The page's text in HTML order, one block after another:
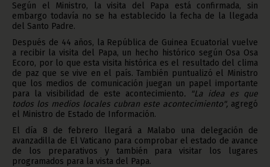
Según el Ministro, la visita del Papa está confirmada, sin
embargo todavía no se ha establecido la fecha de la llegada
del Santo Padre.
Después de 44 años, la República de Guinea Ecuatorial vuelve
a recibir la visita del Papa, un hecho histórico según Osa Osa
Ecoro, por lo que esta visita histórica es el resultado del clima
de paz que se vive en el país. También puntualizó el Ministro
que los medios de comunicación juegan un papel importante
para la visibilidad de este acontecimiento. "La idea es que
todos los medios locales cubran este acontecimiento", agregó
el Ministro de Estado de Información.
El día 8 de febrero llegará a Malabo una delegación de
avanzadilla de El Vaticano para comprobar el estado de avance
de los preparativos y también para visitar los lugares
programados para la vista del Papa.